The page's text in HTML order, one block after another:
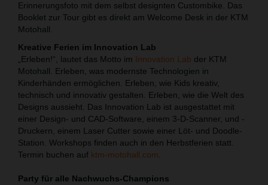
Erinnerungsfoto mit dem selbst designten Custombike. Das
Booklet zur Tour gibt es direkt am Welcome Desk in der KTM
Motohall.
Kreative Ferien im Innovation Lab
„Erleben!“, lautet das Motto im Innovation Lab der KTM
Motohall. Erleben, was modernste Technologien in
Kinderhänden ermöglichen. Erleben, wie Kids kreativ,
technisch und innovativ gestalten. Erleben, wie die Welt des
Designs aussieht. Das Innovation Lab ist ausgestattet mit
einer Design- und CAD-Software, einem 3-D-Scanner, und -
Druckern, einem Laser Cutter sowie einer Löt- und Doodle-
Station. Workshops finden auch in den Herbstferien statt.
Termin buchen auf ktm-motohall.com.
Party für alle Nachwuchs-Champions